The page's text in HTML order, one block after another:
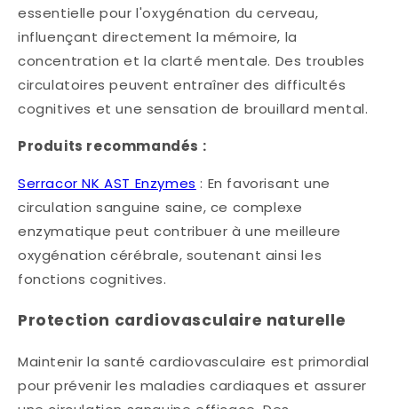
essentielle pour l'oxygénation du cerveau,
influençant directement la mémoire, la
concentration et la clarté mentale. Des troubles
circulatoires peuvent entraîner des difficultés
cognitives et une sensation de brouillard mental.​
Produits recommandés :
Serracor NK AST Enzymes : En favorisant une
circulation sanguine saine, ce complexe
enzymatique peut contribuer à une meilleure
oxygénation cérébrale, soutenant ainsi les
fonctions cognitives.
Protection cardiovasculaire naturelle
Maintenir la santé cardiovasculaire est primordial
pour prévenir les maladies cardiaques et assurer